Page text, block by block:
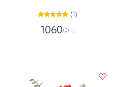
(1)
1060,00 TL